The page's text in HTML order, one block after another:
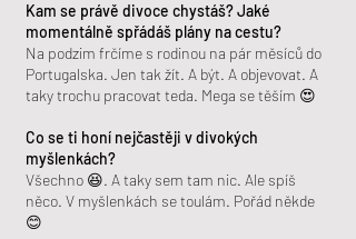
Kam se právě divoce chystáš? Jaké
momentálně spřádáš plány na cestu?
Na podzim frčíme s rodinou na pár měsíců do
Portugalska. Jen tak žít. A být. A objevovat. A
taky trochu pracovat teda. Mega se těším 😍
Co se ti honí nejčastěji v divokých
myšlenkách?
Všechno 😆. A taky sem tam nic. Ale spíš
něco. V myšlenkách se toulám. Pořád někde
😊